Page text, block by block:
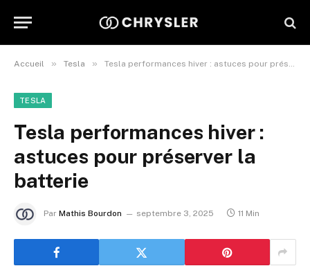
Accueil » Tesla » Tesla performances hiver : astuces pour préserver la batterie
TESLA
Tesla performances hiver :
astuces pour préserver la
batterie
Par Mathis Bourdon septembre 3, 2025 11 Min